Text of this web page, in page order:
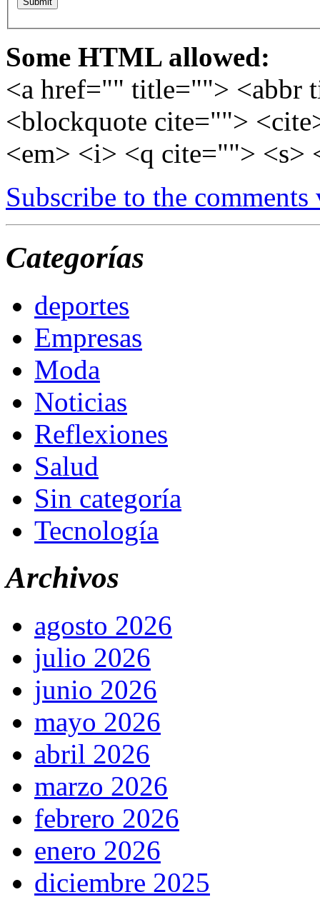
Some HTML allowed:
<a href="" title=""> <abbr
<blockquote cite="">
<em> <i> <q cite=""> <s>
Subscribe to the comments
Categorías
deportes
Empresas
Moda
Noticias
Reflexiones
Salud
Sin categoría
Tecnología
Archivos
agosto 2026
julio 2026
junio 2026
mayo 2026
abril 2026
marzo 2026
febrero 2026
enero 2026
diciembre 2025